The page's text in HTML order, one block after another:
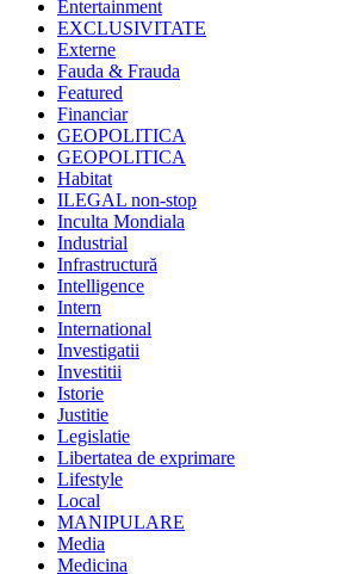
Entertainment
EXCLUSIVITATE
Externe
Fauda & Frauda
Featured
Financiar
GEOPOLITICA
GEOPOLITICA
Habitat
ILEGAL non-stop
Inculta Mondiala
Industrial
Infrastructură
Intelligence
Intern
International
Investigatii
Investitii
Istorie
Justitie
Legislatie
Libertatea de exprimare
Lifestyle
Local
MANIPULARE
Media
Medicina